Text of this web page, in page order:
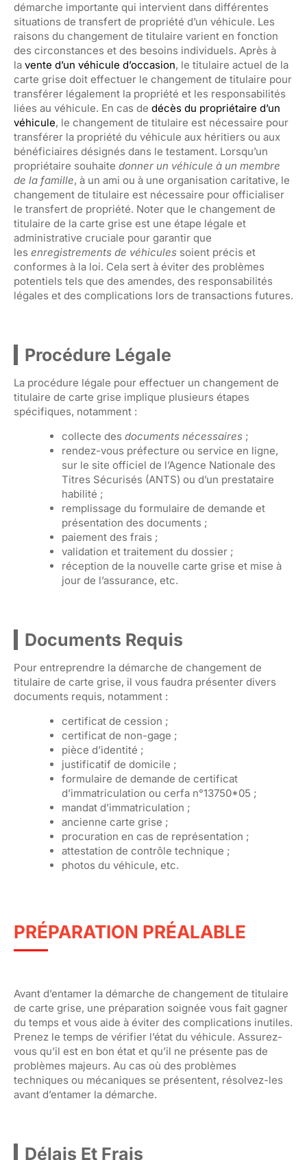
démarche importante qui intervient dans différentes
situations de transfert de propriété d’un véhicule. Les
raisons du changement de titulaire varient en fonction
des circonstances et des besoins individuels. Après à
la vente d’un véhicule d’occasion, le titulaire actuel de la
carte grise doit effectuer le changement de titulaire pour
transférer légalement la propriété et les responsabilités
liées au véhicule. En cas de décès du propriétaire d’un
véhicule, le changement de titulaire est nécessaire pour
transférer la propriété du véhicule aux héritiers ou aux
bénéficiaires désignés dans le testament. Lorsqu’un
propriétaire souhaite donner un véhicule à un membre
de la famille, à un ami ou à une organisation caritative, le
changement de titulaire est nécessaire pour officialiser
le transfert de propriété. Noter que le changement de
titulaire de la carte grise est une étape légale et
administrative cruciale pour garantir que
les enregistrements de véhicules soient précis et
conformes à la loi. Cela sert à éviter des problèmes
potentiels tels que des amendes, des responsabilités
légales et des complications lors de transactions futures.
Procédure Légale
La procédure légale pour effectuer un changement de
titulaire de carte grise implique plusieurs étapes
spécifiques, notamment :
collecte des documents nécessaires ;
rendez-vous préfecture ou service en ligne,
sur le site officiel de l’Agence Nationale des
Titres Sécurisés (ANTS) ou d’un prestataire
habilité ;
remplissage du formulaire de demande et
présentation des documents ;
paiement des frais ;
validation et traitement du dossier ;
réception de la nouvelle carte grise et mise à
jour de l’assurance, etc.
Documents Requis
Pour entreprendre la démarche de changement de
titulaire de carte grise, il vous faudra présenter divers
documents requis, notamment :
certificat de cession ;
certificat de non-gage ;
pièce d’identité ;
justificatif de domicile ;
formulaire de demande de certificat
d’immatriculation ou cerfa n°13750*05 ;
mandat d’immatriculation ;
ancienne carte grise ;
procuration en cas de représentation ;
attestation de contrôle technique ;
photos du véhicule, etc.
PRÉPARATION PRÉALABLE
Avant d’entamer la démarche de changement de titulaire
de carte grise, une préparation soignée vous fait gagner
du temps et vous aide à éviter des complications inutiles.
Prenez le temps de vérifier l’état du véhicule. Assurez-
vous qu’il est en bon état et qu’il ne présente pas de
problèmes majeurs. Au cas où des problèmes
techniques ou mécaniques se présentent, résolvez-les
avant d’entamer la démarche.
Délais Et Frais